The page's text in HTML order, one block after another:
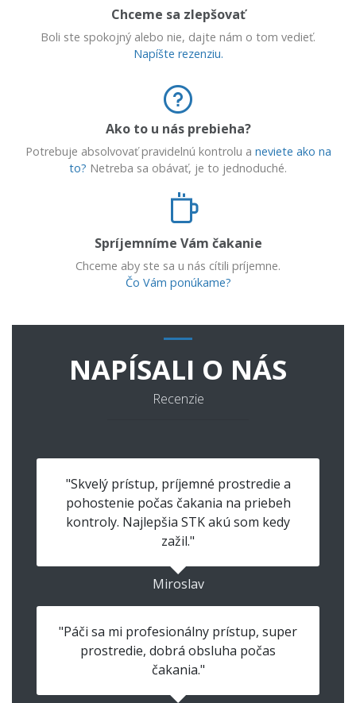
Chceme sa zlepšovať
Boli ste spokojný alebo nie, dajte nám o tom vedieť.
Napíšte rezenziu.
Ako to u nás prebieha?
Potrebuje absolvovať pravidelnú kontrolu a neviete ako na
to? Netreba sa obávať, je to jednoduché.
Spríjemníme Vám čakanie
Chceme aby ste sa u nás cítili príjemne.
Čo Vám ponúkame?
NAPÍSALI O NÁS
Recenzie
"Skvelý prístup, príjemné prostredie a
pohostenie počas čakania na priebeh
kontroly. Najlepšia STK akú som kedy
zažil."
Miroslav
"Páči sa mi profesionálny prístup, super
prostredie, dobrá obsluha počas
čakania."